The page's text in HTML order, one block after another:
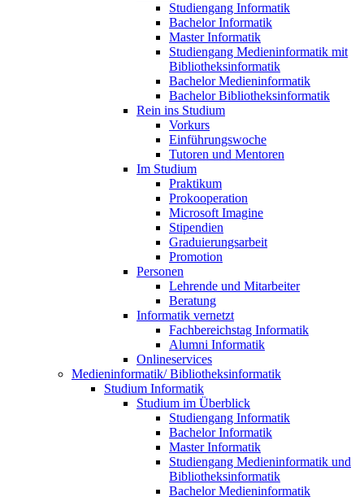
Studiengang Informatik
Bachelor Informatik
Master Informatik
Studiengang Medieninformatik mit
Bibliotheksinformatik
Bachelor Medieninformatik
Bachelor Bibliotheksinformatik
Rein ins Studium
Vorkurs
Einführungswoche
Tutoren und Mentoren
Im Studium
Praktikum
Prokooperation
Microsoft Imagine
Stipendien
Graduierungsarbeit
Promotion
Personen
Lehrende und Mitarbeiter
Beratung
Informatik vernetzt
Fachbereichstag Informatik
Alumni Informatik
Onlineservices
Medieninformatik/ Bibliotheksinformatik
Studium Informatik
Studium im Überblick
Studiengang Informatik
Bachelor Informatik
Master Informatik
Studiengang Medieninformatik und
Bibliotheksinformatik
Bachelor Medieninformatik